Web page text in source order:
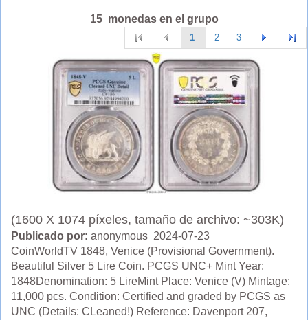
15 monedas en el grupo
1 2 3
(1600 X 1074 píxeles, tamaño de archivo: ~303K)
Publicado por: anonymous 2024-07-23
CoinWorldTV 1848, Venice (Provisional Government).
Beautiful Silver 5 Lire Coin. PCGS UNC+ Mint Year:
1848Denomination: 5 LireMint Place: Venice (V) Mintage:
11,000 pcs. Condition: Certified and graded by PCGS as
UNC (Details: CLeaned!) Reference: Davenport 207,